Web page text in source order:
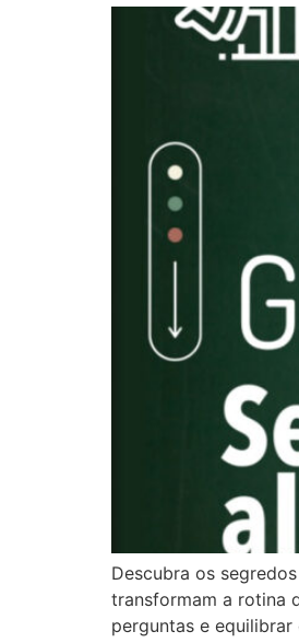
Descubra os
transformam a rotina
perguntas e